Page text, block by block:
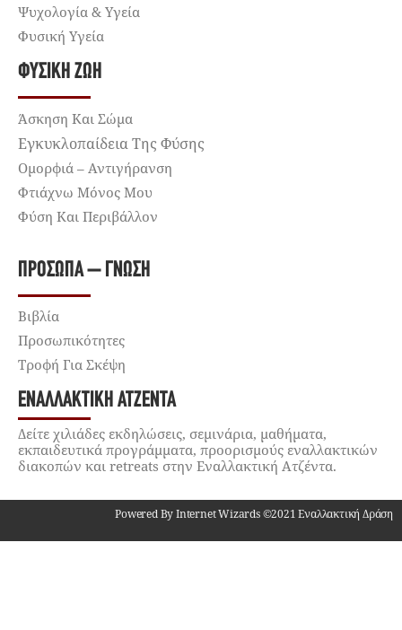
Ψυχολογία & Υγεία
Φυσική Υγεία
ΦΥΣΙΚΉ ΖΩΉ
Άσκηση Και Σώμα
Εγκυκλοπαίδεια Της Φύσης
Ομορφιά – Αντιγήρανση
Φτιάχνω Μόνος Μου
Φύση Και Περιβάλλον
ΠΡΌΣΩΠΑ – ΓΝΏΣΗ
Βιβλία
Προσωπικότητες
Τροφή Για Σκέψη
ΕΝΑΛΛΑΚΤΙΚΉ ΑΤΖΈΝΤΑ
Δείτε χιλιάδες εκδηλώσεις, σεμινάρια, μαθήματα,
εκπαιδευτικά προγράμματα, προορισμούς εναλλακτικών
διακοπών και retreats στην Εναλλακτική Ατζέντα.
Powered By Internet Wizards ©2021 Εναλλακτική Δράση